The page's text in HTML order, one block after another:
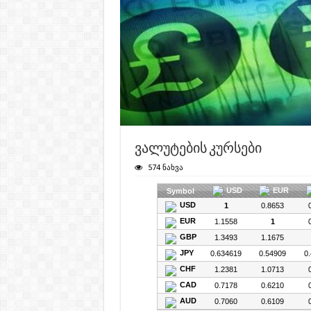
ვალუტების კურსები
574 ნახვა